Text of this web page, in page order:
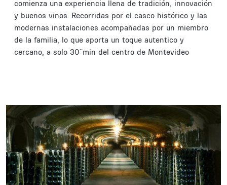
comienza una experiencia llena de tradición, innovación
y buenos vinos. Recorridas por el casco histórico y las
modernas instalaciones acompañadas por un miembro
de la familia, lo que aporta un toque autentico y
cercano, a solo 30¨min del centro de Montevideo